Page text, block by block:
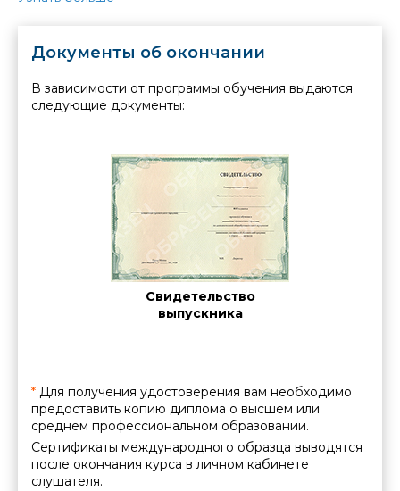
академических часа. Стоимость обучения в Москве
обучении устанавливается надбавка: +40% от стоимости
заказанных часов при выезде в пределах МКАД, +40% от
стоимости заказанных часов и + 1% от стоимости заказанных
пределы Московской области рассчитывается
индивидуально менеджерами по работе с корпоративными
Для юридических лиц (организаций) указана цена,
действующая при полной предоплате.
Документы об окончании
В зависимости от программы обучения выдаются
следующие документы:
Свидетельство
выпускника
* Для получения удостоверения вам необходимо
предоставить копию диплома о высшем или
среднем профессиональном образовании.
Сертификаты международного образца выводятся
после окончания курса в личном кабинете
слушателя.